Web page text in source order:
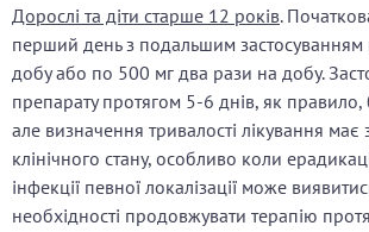
Дорослі та діти старше 12 років.
перший день з подальшим застосуванням
добу або по 500 мг два рази на добу.
препарату протягом 5-6 днів, як правило,
але визначення тривалості лікування має
клінічного стану, особливо коли
інфекції певної локалізації може
необхідності продовжувати терапію